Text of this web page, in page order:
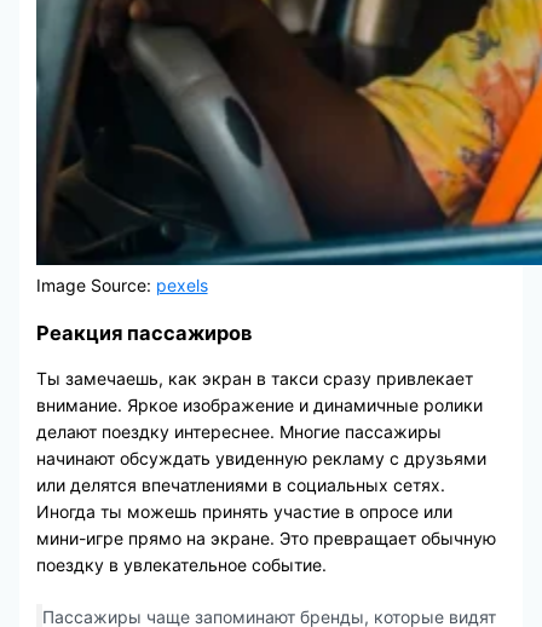
Image Source: pexels
Реакция пассажиров
Ты замечаешь, как экран в такси сразу привлекает
внимание. Яркое изображение и динамичные ролики
делают поездку интереснее. Многие пассажиры
начинают обсуждать увиденную рекламу с друзьями
или делятся впечатлениями в социальных сетях.
Иногда ты можешь принять участие в опросе или
мини-игре прямо на экране. Это превращает обычную
поездку в увлекательное событие.
Пассажиры чаще запоминают бренды, которые видят